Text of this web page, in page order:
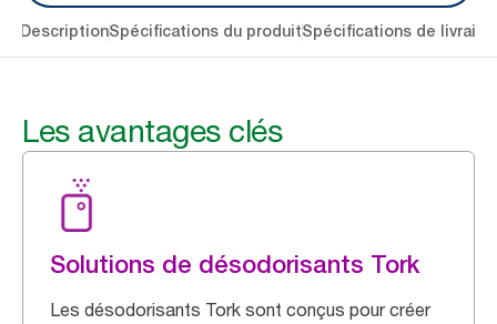
DescriptionSpécifications du produitSpécifications de
Les avantages clés
Solutions de désodorisants Tork
Les désodorisants Tork sont conçus pour créer